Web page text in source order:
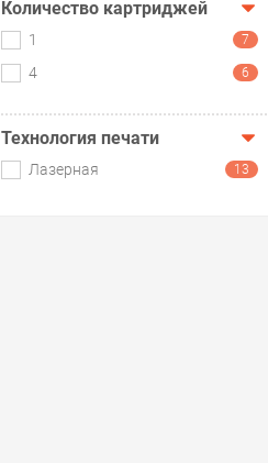
Количество картриджей
1 7
4 6
Технология печати
Лазерная 13